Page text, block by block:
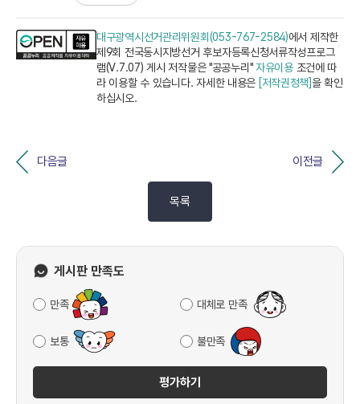
대구광역시선거관리위원회(053-767-2584)에서 제작한
제9회 전국동시지방선거 후보자등록신청서류작성프로그
램(V.7.07) 게시 저작물은 "공공누리" 자유이용조건에 따
라 이용할 수 있습니다. 자세한 내용은 [저작권정책]을 확인
하십시오.
다음글 이전글
목록
게시판 만족도
만족 대체로 만족
보통 불만족
평가하기